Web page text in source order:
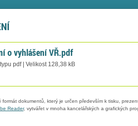
o vyhlášení VŘ.pdf
pdf | Velikost 128,38 kB
dokumentů, který je určen především k tisku,
Reader, vytvářet v mnoha kancelářských a grafických